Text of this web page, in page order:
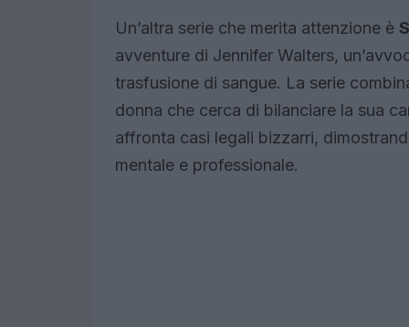
Un’altra serie che merita attenzione è
avventure di Jennifer Walters,
trasfusione di sangue. La serie
donna che cerca di bilanciare la sua
affronta casi legali bizzarri,
mentale e professionale.